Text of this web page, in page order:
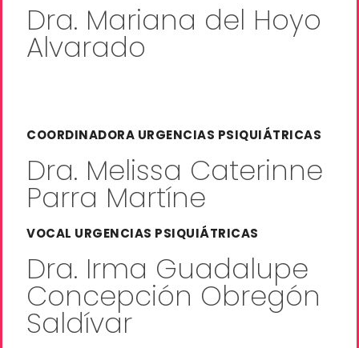
Dra. Mariana del Hoyo
Alvarado
COORDINADORA URGENCIAS PSIQUIÁTRICAS
Dra. Melissa Caterinne
Parra Martíne
VOCAL URGENCIAS PSIQUIÁTRICAS
Dra. Irma Guadalupe
Concepción Obregón
Saldívar